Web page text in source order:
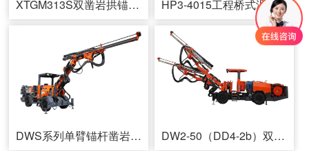
XTGM313S双凿岩拱锚台车 HP3-4015工程桥式湿喷台车
DWS系列单臂锚杆凿岩台车 DW2-50（DD4-2b）双臂凿岩台⻋